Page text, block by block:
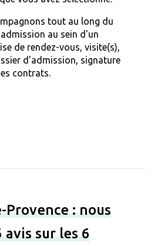
tout au long du
au sein d'un
de rendez-vous, visite(s),
d'admission, signature
contrats.
Provence : nous
avis sur les 6